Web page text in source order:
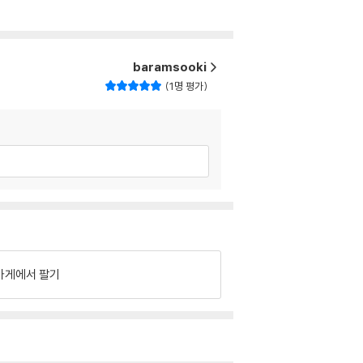
baramsooki
1명 평가
게에서 팔기